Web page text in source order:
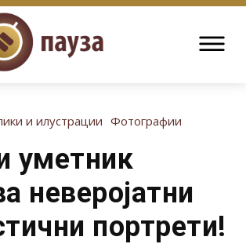
и илустрации Фотографии
уметник
неверојатни
портрети!